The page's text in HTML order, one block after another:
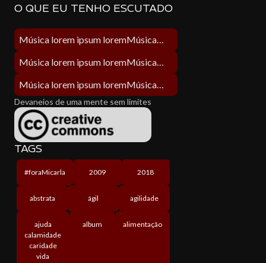
O QUE EU TENHO ESCUTADO
Música lorem ipsum loremMúsica lorem ipsum lorem
Música lorem ipsum loremMúsica lorem ipsum lorem
Música lorem ipsum loremMúsica lorem ipsum lorem
Devaneios de uma mente sem limites
TAGS
#foraMicarla 2009 2018
abstrata ágil agilidade
ajuda
calamidade
caridade
vida
album alimentação